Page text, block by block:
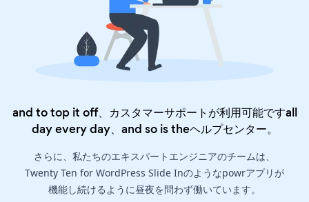
and to top it off、カスタマーサポートが利用可能ですall
day every day、and so is theヘルプセンター。
さらに、私たちのエキスパートエンジニアのチームは、
Twenty Ten for WordPress Slide Inのようなpowrアプリが
機能し続けるように昼夜を問わず働いています。